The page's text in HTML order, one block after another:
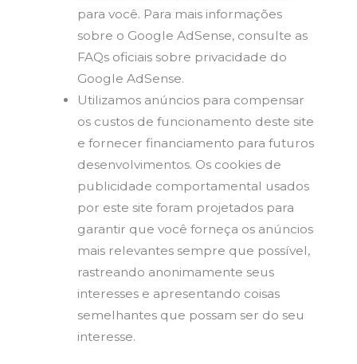
para você. Para mais informações
sobre o Google AdSense, consulte as
FAQs oficiais sobre privacidade do
Google AdSense.
Utilizamos anúncios para compensar
os custos de funcionamento deste site
e fornecer financiamento para futuros
desenvolvimentos. Os cookies de
publicidade comportamental usados
por este site foram projetados para
garantir que você forneça os anúncios
mais relevantes sempre que possível,
rastreando anonimamente seus
interesses e apresentando coisas
semelhantes que possam ser do seu
interesse.